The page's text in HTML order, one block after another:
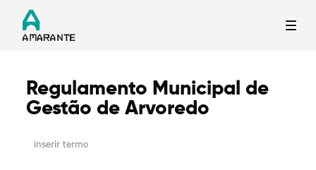
Termo de Pesquisa
Regulamento Municipal de
Gestão de Arvoredo